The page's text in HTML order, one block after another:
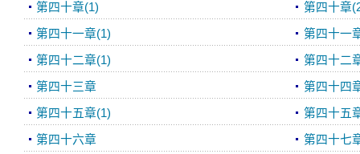
第四十章(1) 第四十章
第四十一章(1) 第四十一
第四十二章(1) 第四十二
第四十三章 第四十四
第四十五章(1) 第四十五
第四十六章 第四十七